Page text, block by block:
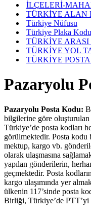
İLÇELERİ-
TÜRKİYE ALAN
Türkiye Nüfusu
Türkiye Plaka Kodu
TÜRKİYE
TÜRKİYE YOL
TÜRKİYE
Pazaryolu
Pazaryolu Posta Kodu:
bilgilerine göre oluşturulan
Türkiye’de posta kodları
görülmektedir. Posta kodu
mektup, kargo vb.
olarak ulaşmasına
yapılan gönderilerin,
geçmektedir. Posta
kargo ulaşımında yer
ülkenin 117’sinde posta
Birliği, Türkiye’de PTT’yi